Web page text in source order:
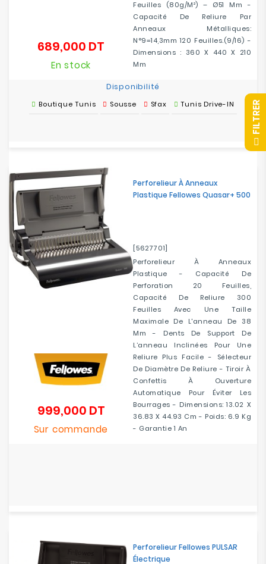
Feuilles (80g/m²) – Ø51 Mm -
Capacité De Reliure Par
Anneaux Métalliques:
N°9=14,3mm 120 Feuilles.(9/16) -
Dimensions : 360 X 440 X 210
Mm
689,000 DT
En stock
Disponibilité
Boutique Tunis Sousse Sfax Tunis Drive-IN
Perforelieur À Anneaux
Plastique Fellowes Quasar+ 500
[5627701]
Perforelieur À Anneaux
Plastique - Capacité De
Perforation 20 Feuilles,
Capacité De Reliure 300
Feuilles Avec Une Taille
Maximale De L'anneau De 38
Mm - Dents De Support De
L’anneau Inclinées Pour Une
Reliure Plus Facile - Sélecteur
De Diamètre De Reliure - Tiroir À
Confettis À Ouverture
Automatique Pour Éviter Les
Bourrages - Dimensions: 13.02 X
36.83 X 44.93 Cm - Poids: 6.9 Kg
- Garantie 1 An
999,000 DTPrix
Sur commande
Perforelieur Fellowes PULSAR
Électrique
R